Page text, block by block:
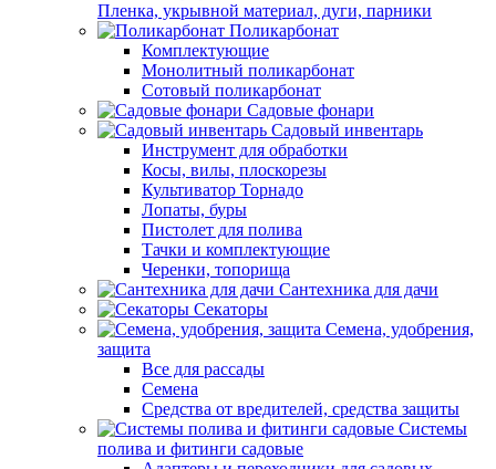
Пленка, укрывной материал, дуги, парники
Поликарбонат
Комплектующие
Монолитный поликарбонат
Сотовый поликарбонат
Садовые фонари
Садовый инвентарь
Инструмент для обработки
Косы, вилы, плоскорезы
Культиватор Торнадо
Лопаты, буры
Пистолет для полива
Тачки и комплектующие
Черенки, топорища
Сантехника для дачи
Секаторы
Семена, удобрения,
защита
Все для рассады
Семена
Средства от вредителей, средства защиты
Системы
полива и фитинги садовые